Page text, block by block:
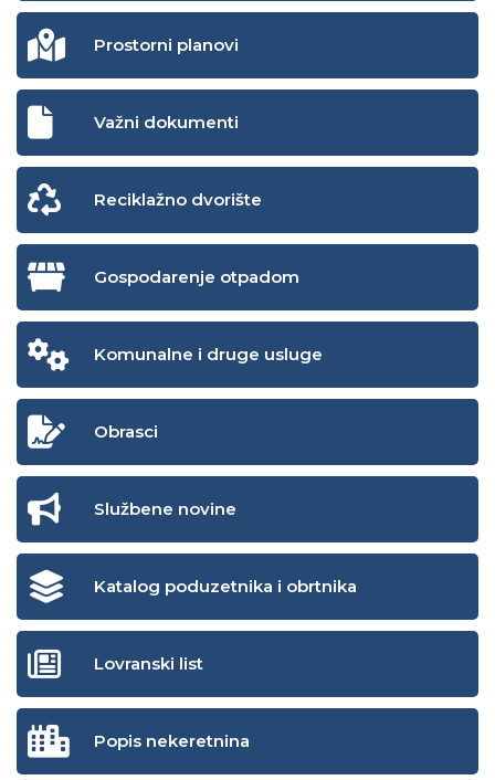
Prostorni planovi
Važni dokumenti
Reciklažno dvorište
Gospodarenje otpadom
Komunalne i druge usluge
Obrasci
Službene novine
Katalog poduzetnika i obrtnika
Lovranski list
Popis nekeretnina